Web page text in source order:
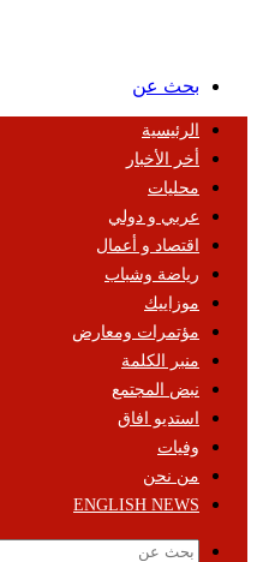
بحث عن
الرئيسية
أخر الأخبار
محليات
عربي و دولي
اقتصاد و أعمال
رياضة وشباب
موزاييك
مؤتمرات ومعارض
منبر الكلمة
نبض المجتمع
استديو افاق
وفيات
من نحن
ENGLISH NEWS